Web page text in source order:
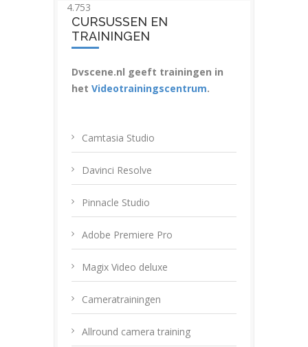
4.753
CURSUSSEN EN
TRAININGEN
Dvscene.nl geeft trainingen in
het Videotrainingscentrum.
Camtasia Studio
Davinci Resolve
Pinnacle Studio
Adobe Premiere Pro
Magix Video deluxe
Cameratrainingen
Allround camera training